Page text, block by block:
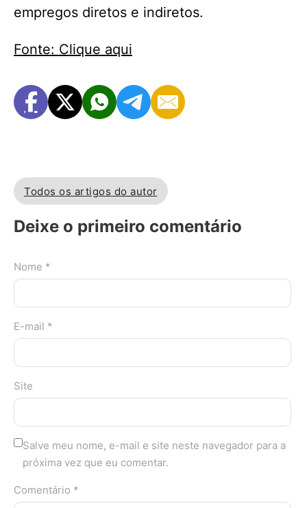
empregos diretos e indiretos.
Fonte: Clique aqui
Todos os artigos do autor
Deixe o primeiro comentário
Nome *
E-mail *
Site
Salve meu nome, e-mail e site neste navegador para a
próxima vez que eu comentar.
Comentário *